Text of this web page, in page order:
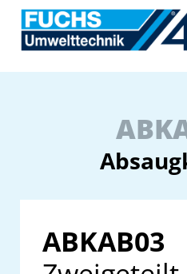
ABKAB03